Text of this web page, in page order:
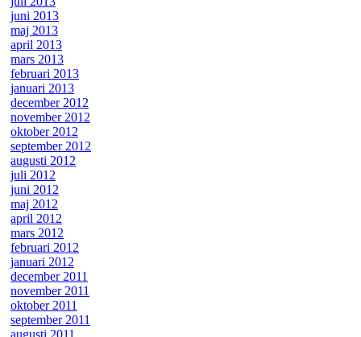
juni 2013
maj 2013
april 2013
mars 2013
februari 2013
januari 2013
december 2012
november 2012
oktober 2012
september 2012
augusti 2012
juli 2012
juni 2012
maj 2012
april 2012
mars 2012
februari 2012
januari 2012
december 2011
november 2011
oktober 2011
september 2011
augusti 2011